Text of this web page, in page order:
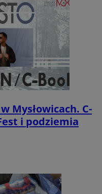
Mysłowicach. C-
i podziemia